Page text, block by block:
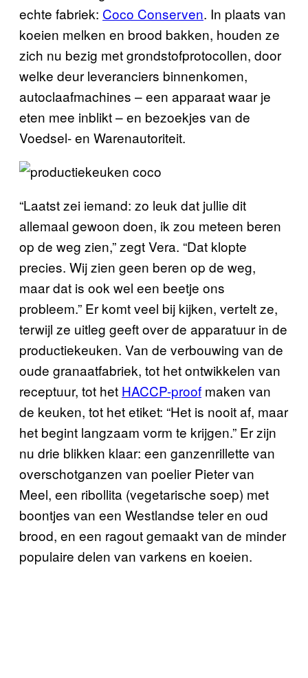
echte fabriek: Coco Conserven. In plaats van
koeien melken en brood bakken, houden ze
zich nu bezig met grondstofprotocollen, door
welke deur leveranciers binnenkomen,
autoclaafmachines – een apparaat waar je
eten mee inblikt – en bezoekjes van de
Voedsel- en Warenautoriteit.
“Laatst zei iemand: zo leuk dat jullie dit
allemaal gewoon doen, ik zou meteen beren
op de weg zien,” zegt Vera. “Dat klopte
precies. Wij zien geen beren op de weg,
maar dat is ook wel een beetje ons
probleem.” Er komt veel bij kijken, vertelt ze,
terwijl ze uitleg geeft over de apparatuur in de
productiekeuken. Van de verbouwing van de
oude granaatfabriek, tot het ontwikkelen van
receptuur, tot het HACCP-proof maken van
de keuken, tot het etiket: “Het is nooit af, maar
het begint langzaam vorm te krijgen.” Er zijn
nu drie blikken klaar: een ganzenrillette van
overschotganzen van poelier Pieter van
Meel, een ribollita (vegetarische soep) met
boontjes van een Westlandse teler en oud
brood, en een ragout gemaakt van de minder
populaire delen van varkens en koeien.